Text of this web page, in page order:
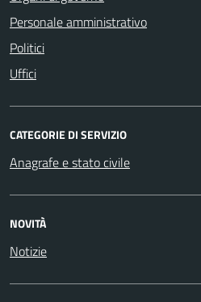
Personale amministrativo
Politici
Uffici
CATEGORIE DI SERVIZIO
Anagrafe e stato civile
NOVITÀ
Notizie